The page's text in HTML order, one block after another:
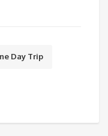
Day Trip